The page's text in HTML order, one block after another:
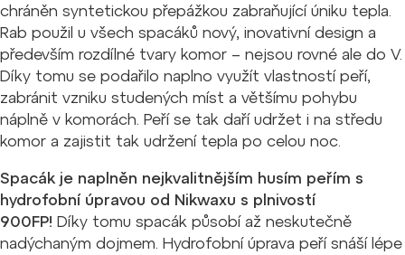
chráněn syntetickou přepážkou zabraňující úniku tepla.
Rab použil u všech spacáků nový, inovativní design a
především rozdílné tvary komor – nejsou rovné ale do V.
Díky tomu se podařilo naplno využít vlastností peří,
zabránit vzniku studených míst a většímu pohybu
náplně v komorách. Peří se tak daří udržet i na středu
komor a zajistit tak udržení tepla po celou noc.
Spacák je naplněn nejkvalitnějším husím peřím s
hydrofobní úpravou od Nikwaxu s plnivostí
900FP! Díky tomu spacák působí až neskutečně
nadýchaným dojmem. Hydrofobní úprava peří snáší lépe